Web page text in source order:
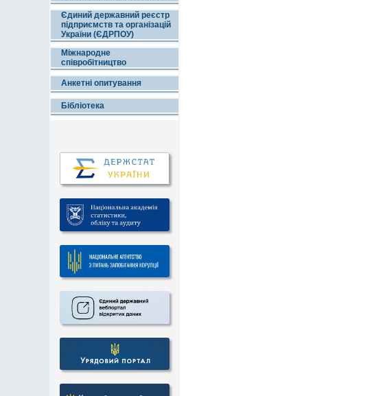
Єдиний державний реєстр
підприємств та організацій
України (ЄДРПОУ)
Міжнародне
співробітництво
Анкетні опитування
Бібліотека